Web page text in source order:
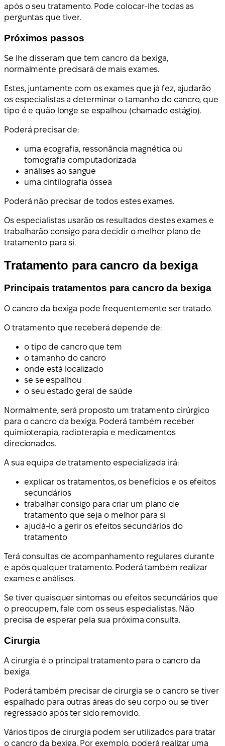
após o seu tratamento. Pode colocar-lhe todas as
perguntas que tiver.
Próximos passos
Se lhe disseram que tem cancro da bexiga,
normalmente precisará de mais exames.
Estes, juntamente com os exames que já fez, ajudarão
os especialistas a determinar o tamanho do cancro, que
tipo é e quão longe se espalhou (chamado estágio).
Poderá precisar de:
uma ecografia, ressonância magnética ou
tomografia computadorizada
análises ao sangue
uma cintilografia óssea
Poderá não precisar de todos estes exames.
Os especialistas usarão os resultados destes exames e
trabalharão consigo para decidir o melhor plano de
tratamento para si.
Tratamento para cancro da bexiga
Principais tratamentos para cancro da bexiga
O cancro da bexiga pode frequentemente ser tratado.
O tratamento que receberá depende de:
o tipo de cancro que tem
o tamanho do cancro
onde está localizado
se se espalhou
o seu estado geral de saúde
Normalmente, será proposto um tratamento cirúrgico
para o cancro da bexiga. Poderá também receber
quimioterapia, radioterapia e medicamentos
direcionados.
A sua equipa de tratamento especializada irá:
explicar os tratamentos, os benefícios e os efeitos
secundários
trabalhar consigo para criar um plano de
tratamento que seja o melhor para si
ajudá-lo a gerir os efeitos secundários do
tratamento
Terá consultas de acompanhamento regulares durante
e após qualquer tratamento. Poderá também realizar
exames e análises.
Se tiver quaisquer sintomas ou efeitos secundários que
o preocupem, fale com os seus especialistas. Não
precisa de esperar pela sua próxima consulta.
Cirurgia
A cirurgia é o principal tratamento para o cancro da
bexiga.
Poderá também precisar de cirurgia se o cancro se tiver
espalhado para outras áreas do seu corpo ou se tiver
regressado após ter sido removido.
Vários tipos de cirurgia podem ser utilizados para tratar
o cancro da bexiga. Por exemplo, poderá realizar uma